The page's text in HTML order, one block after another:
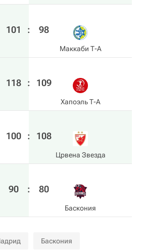
101 : 98
Маккаби Т-А
118 : 109
Хапоэль Т-А
100 : 108
Црвена Звезда
90 : 80
Баскония
Баскония